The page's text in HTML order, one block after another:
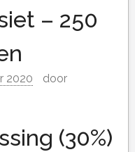
– 250
2020
door
(30%)